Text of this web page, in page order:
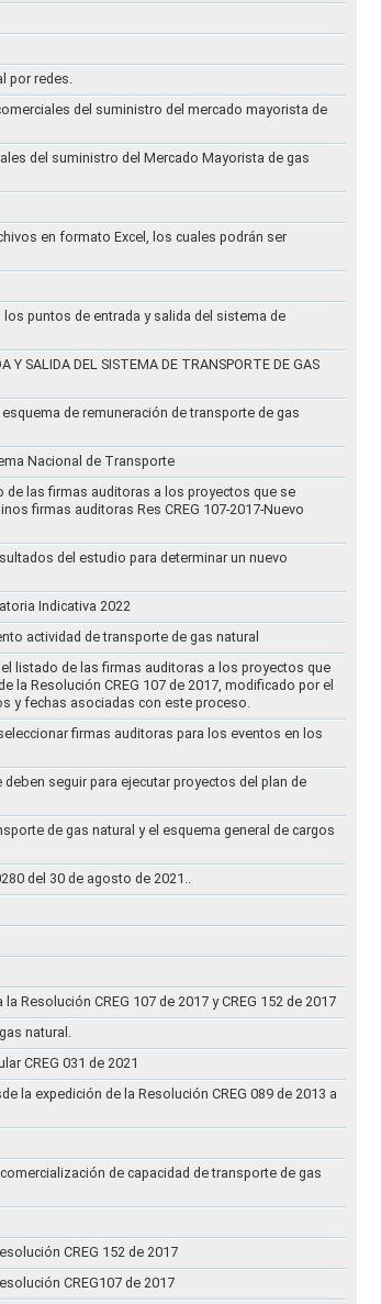
por redes.
del suministro del mercado mayorista de
del suministro del Mercado Mayorista de gas
en formato Excel, los cuales podrán ser
puntos de entrada y salida del sistema de
Y SALIDA DEL SISTEMA DE TRANSPORTE DE GAS
de remuneración de transporte de gas
Nacional de Transporte
de las firmas auditoras a los proyectos que se
firmas auditoras Res CREG 107-2017-Nuevo
del estudio para determinar un nuevo
Indicativa 2022
actividad de transporte de gas natural
listado de las firmas auditoras a los proyectos que
Resolución CREG 107 de 2017, modificado por el
y fechas asociadas con este proceso.
firmas auditoras para los eventos en los
seguir para ejecutar proyectos del plan de
de gas natural y el esquema general de cargos
del 30 de agosto de 2021..
CREG 107 de 2017 y CREG 152 de 2017
natural.
CREG 031 de 2021
la expedición de la Resolución CREG 089 de 2013 a
de capacidad de transporte de gas
CREG 152 de 2017
CREG107 de 2017